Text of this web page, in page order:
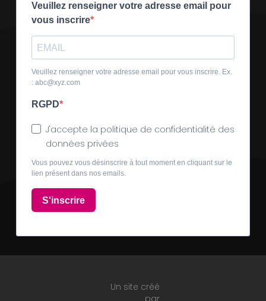
Veuillez renseigner votre adresse email pour
vous inscrire
Veuillez renseigner votre adresse email pour vous inscrire. Ex.
: abc@xyz.com
RGPD
J'accepte la politique de confidentialité des
données privées
Vous pouvez vous désinscrire à tout moment en cliquant sur le
lien présent dans nos emails.
S'inscrire
Un site créé